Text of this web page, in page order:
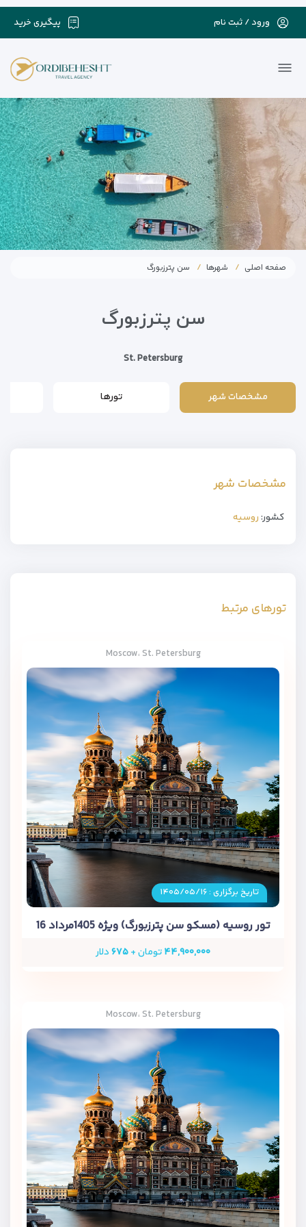
پیگیری خرید ورود / ثبت نام
صفحه اصلی شهرها سن پترزبورگ
سن پترزبورگ
St. Petersburg
مشخصات شهر تورها
مشخصات شهر
کشور:روسیه
تورهای مرتبط
Moscow، St. Petersburg
تاریخ برگزاری : ۱۴۰۵/۰۵/۱۶
تور روسیه (مسکو سن پترزبورگ) ویژه 1405مرداد 16
۴۴,۹۰۰,۰۰۰تومان +۶۷۵دلار
Moscow، St. Petersburg